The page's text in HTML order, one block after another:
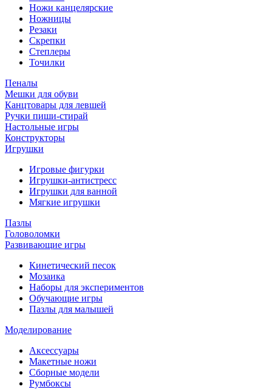
Ножи канцелярские
Ножницы
Резаки
Скрепки
Степлеры
Точилки
Пеналы
Мешки для обуви
Канцтовары для левшей
Ручки пиши-стирай
Настольные игры
Конструкторы
Игрушки
Игровые фигурки
Игрушки-антистресс
Игрушки для ванной
Мягкие игрушки
Пазлы
Головоломки
Развивающие игры
Кинетический песок
Мозаика
Наборы для экспериментов
Обучающие игры
Пазлы для малышей
Моделирование
Аксессуары
Макетные ножи
Сборные модели
Румбоксы